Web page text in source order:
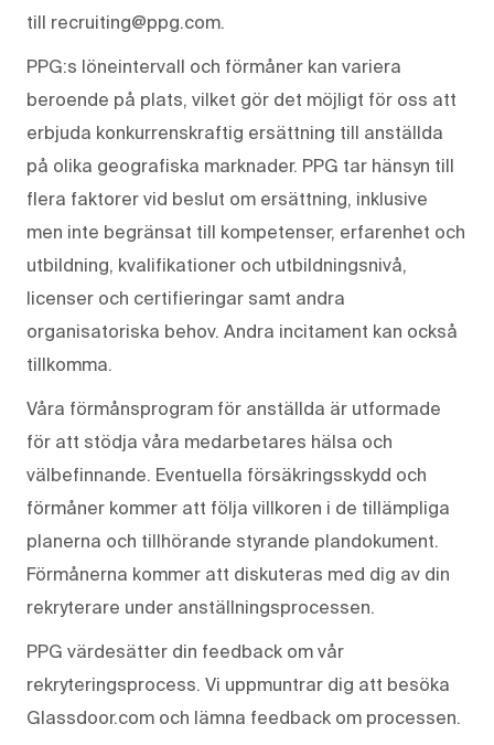
till recruiting@ppg.com.
PPG:s löneintervall och förmåner kan variera
beroende på plats, vilket gör det möjligt för oss att
erbjuda konkurrenskraftig ersättning till anställda
på olika geografiska marknader. PPG tar hänsyn till
flera faktorer vid beslut om ersättning, inklusive
men inte begränsat till kompetenser, erfarenhet och
utbildning, kvalifikationer och utbildningsnivå,
licenser och certifieringar samt andra
organisatoriska behov. Andra incitament kan också
tillkomma.
Våra förmånsprogram för anställda är utformade
för att stödja våra medarbetares hälsa och
välbefinnande. Eventuella försäkringsskydd och
förmåner kommer att följa villkoren i de tillämpliga
planerna och tillhörande styrande plandokument.
Förmånerna kommer att diskuteras med dig av din
rekryterare under anställningsprocessen.
PPG värdesätter din feedback om vår
rekryteringsprocess. Vi uppmuntrar dig att besöka
Glassdoor.com och lämna feedback om processen.